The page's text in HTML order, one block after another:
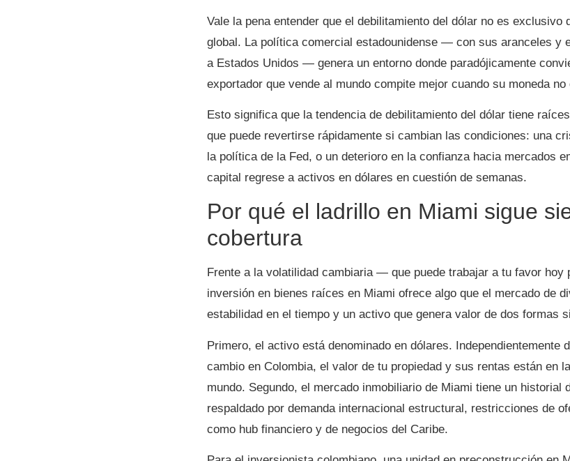
Vale la pena entender que el debilitamiento del dólar no es exclusivo
global. La política comercial estadounidense — con sus aranceles y
a Estados Unidos — genera un entorno donde paradójicamente
exportador que vende al mundo compite mejor cuando su moneda
Esto significa que la tendencia de debilitamiento del dólar tiene
que puede revertirse rápidamente si cambian las condiciones: una
la política de la Fed, o un deterioro en la confianza hacia mercados
capital regrese a activos en dólares en cuestión de semanas.
Por qué el ladrillo en Miami sigue
cobertura
Frente a la volatilidad cambiaria — que puede trabajar a tu favor
inversión en bienes raíces en Miami ofrece algo que el mercado de
estabilidad en el tiempo y un activo que genera valor de dos formas
Primero, el activo está denominado en dólares. Independientemente
cambio en Colombia, el valor de tu propiedad y sus rentas están en
mundo. Segundo, el mercado inmobiliario de Miami tiene un historial
respaldado por demanda internacional estructural, restricciones de
como hub financiero y de negocios del Caribe.